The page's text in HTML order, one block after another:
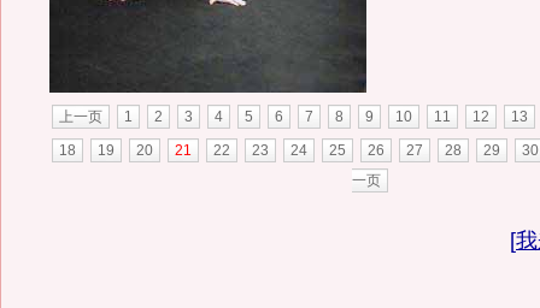
上一页 1 2 3 4 5 6 7 8 9 10 11 12
13
18
19 20 21 22 23 24 25 26 27 28 29
30
一页
[